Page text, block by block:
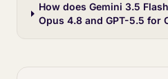
How does Gemini 3.5
Opus 4.8 and GPT-5.5 for